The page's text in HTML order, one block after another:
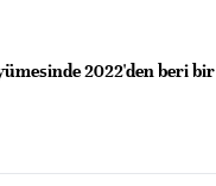
2022'den beri bir